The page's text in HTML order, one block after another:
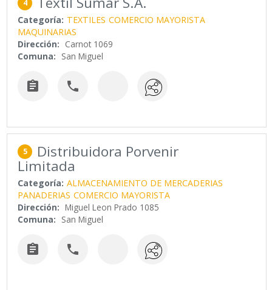
4
Categoría: TEXTILES COMERCIO MAYORISTA
MAQUINARIAS
Dirección: Carnot 1069
Comuna: San Miguel
 
5 Distribuidora Porvenir
Limitada
Categoría: ALMACENAMIENTO DE MERCADERIAS
PANADERIAS COMERCIO MAYORISTA
Dirección: Miguel Leon Prado 1085
Comuna: San Miguel
 